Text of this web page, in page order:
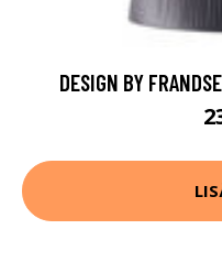
DESIGN BY